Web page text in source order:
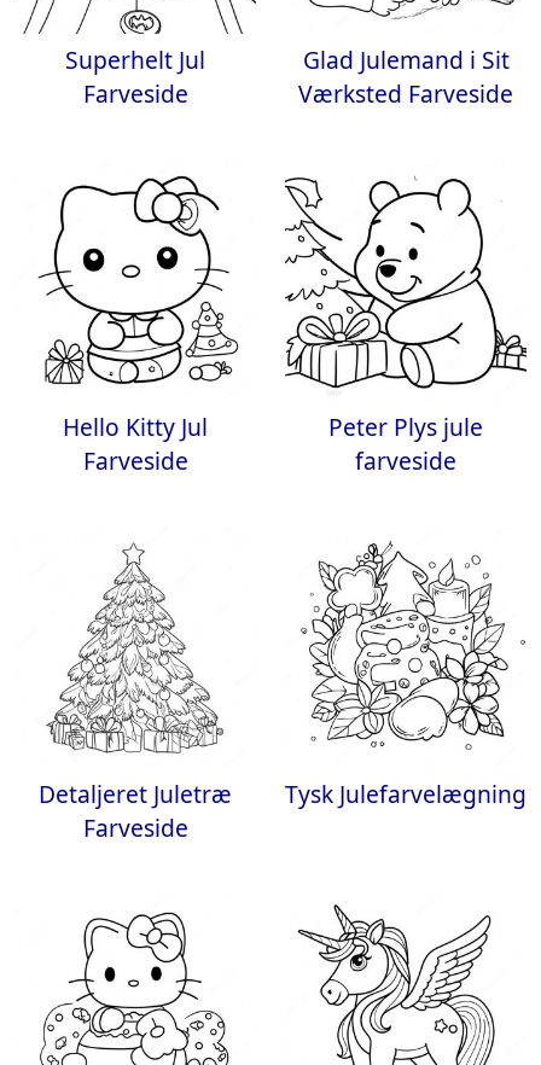
Superhelt Jul
Farveside
Glad Julemand i Sit
Værksted Farveside
Hello Kitty Jul
Farveside
Peter Plys jule
farveside
Detaljeret Juletræ
Farveside
Tysk Julefarvelægning